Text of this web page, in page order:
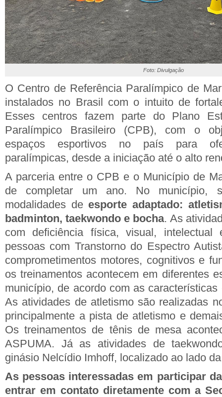
Foto: Divulgação
O Centro de Referência Paralímpico de
instalados no Brasil com o intuito de
Esses centros fazem parte do Plano
Paralímpico Brasileiro (CPB), com o
espaços esportivos no país para
paralímpicas, desde a iniciação até o alto
A parceria entre o CPB e o Município de
de completar um ano. No município,
modalidades de esporte adaptado:
badminton, taekwondo e bocha. As
com deficiência física, visual,
pessoas com Transtorno do Espectro
comprometimentos motores, cognitivos e
os treinamentos acontecem em diferentes
município, de acordo com as
As atividades de atletismo são realizadas
principalmente a pista de atletismo e
Os treinamentos de tênis de mesa
ASPUMA. Já as atividades de
ginásio Nelcídio Imhoff, localizado ao lado
As pessoas interessadas em participar
entrar em contato diretamente com a